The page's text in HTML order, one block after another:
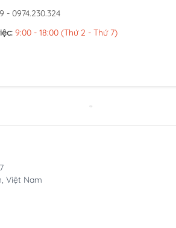
- 0974.230.324
9:00 - 18:00 (Thứ 2 - Thứ 7)
Việt Nam